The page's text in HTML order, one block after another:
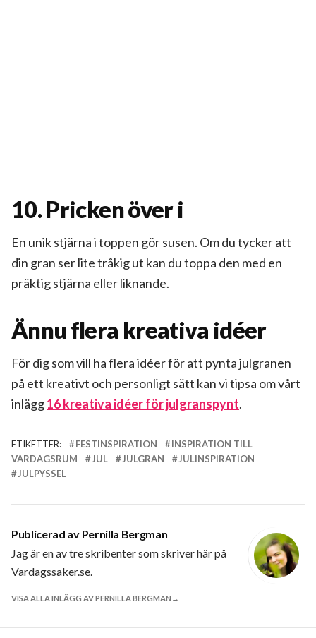
10. Pricken över i
En unik stjärna i toppen gör susen. Om du tycker att
din gran ser lite tråkig ut kan du toppa den med en
präktig stjärna eller liknande.
Ännu flera kreativa idéer
För dig som vill ha flera idéer för att pynta julgranen
på ett kreativt och personligt sätt kan vi tipsa om vårt
inlägg16 kreativa idéer för julgranspynt.
ETIKETTER: FESTINSPIRATION
INSPIRATION TILL
VARDAGSRUM
JUL JULGRAN
JULINSPIRATION
JULPYSSEL
Publicerad av Pernilla Bergman
Jag är en av tre skribenter som skriver här på
Vardagssaker.se.
VISA ALLA INLÄGG AV PERNILLA BERGMAN